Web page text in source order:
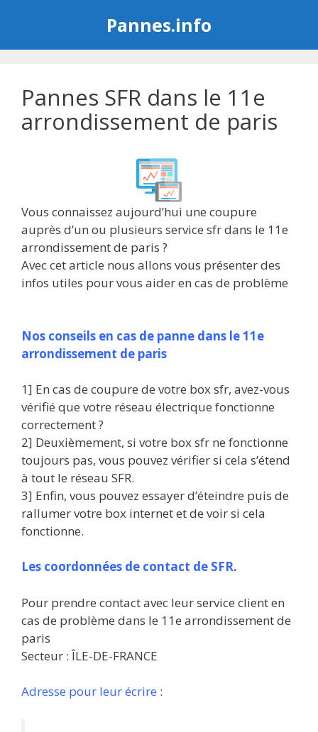
Pannes.info
Pannes SFR dans le 11e
arrondissement de paris
Vous connaissez aujourd’hui une coupure
auprès d’un ou plusieurs service sfr dans le 11e
arrondissement de paris ?
Avec cet article nous allons vous présenter des
infos utiles pour vous aider en cas de problème
Nos conseils en cas de panne dans le 11e
arrondissement de paris
1] En cas de coupure de votre box sfr, avez-vous
vérifié que votre réseau électrique fonctionne
correctement ?
2] Deuxièmement, si votre box sfr ne fonctionne
toujours pas, vous pouvez vérifier si cela s’étend
à tout le réseau SFR.
3] Enfin, vous pouvez essayer d’éteindre puis de
rallumer votre box internet et de voir si cela
fonctionne.
Les coordonnées de contact de SFR.
Pour prendre contact avec leur service client en
cas de problème dans le 11e arrondissement de
paris
Secteur : ÎLE-DE-FRANCE
Adresse pour leur écrire :